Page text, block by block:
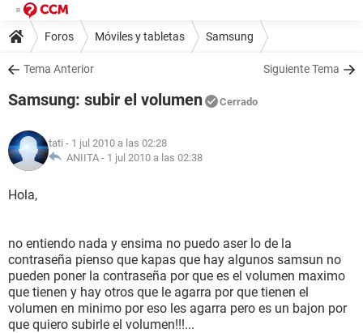
Foros Móviles y tabletas Samsung
Tema Anterior Siguiente Tema
Samsung: subir el volumen Cerrado
tati - 1 jul 2010 a las 02:28
ANIITA - 1 jul 2010 a las 02:38
Hola,
no entiendo nada y ensima no puedo aser lo de la
contraseña pienso que kapas que hay algunos samsun no
pueden poner la contraseña por que es el volumen maximo
que tienen y hay otros que le agarra por que tienen el
volumen en minimo por eso les agarra pero es un bajon por
que quiero subirle el volumen!!!...